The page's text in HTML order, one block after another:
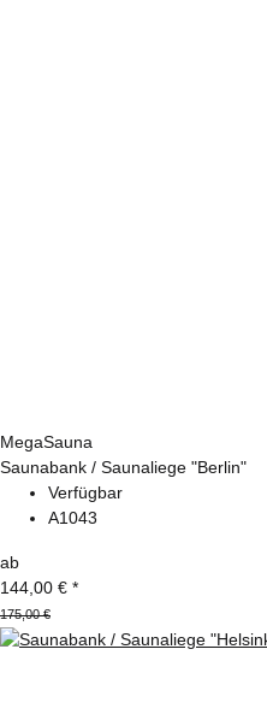
MegaSauna
Saunabank / Saunaliege "Berlin"
Verfügbar
A1043
ab
144,00 € *
175,00 €